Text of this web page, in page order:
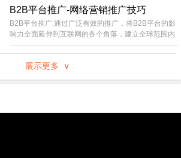
制，成本低。你直接就可以在自己的站上进行部署，
不像外部链接的不可控性比较大，需要大量的购买或
长期的积累才有办法实现稳定的SEO效果。
B2B平台推广-网络营销推广技巧
B2B平台推广:通过广泛有效的推广，将B2B平台的影
响力全面延伸到互联网的各个角落，建立全球范围内
领先的网络贸易集散中心，国内最具影响力和生命力
的B2B电子商务信息交互平台。建设全国范围内包括
行业、地域分类的企事业黄页，通过专业服务及先进
展示更多 ∨